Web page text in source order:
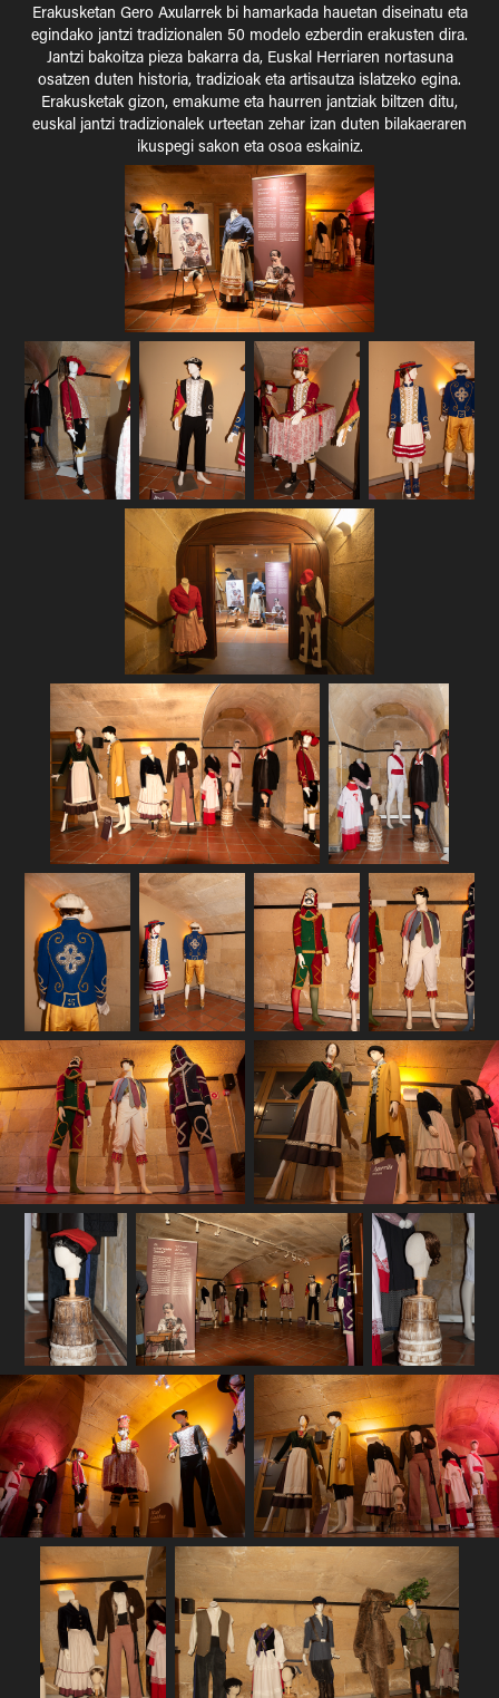
Erakusketan Gero Axularrek bi hamarkada hauetan diseinatu eta
egindako jantzi tradizionalen 50 modelo ezberdin erakusten dira.
Jantzi bakoitza pieza bakarra da, Euskal Herriaren nortasuna
osatzen duten historia, tradizioak eta artisautza islatzeko egina.
Erakusketak gizon, emakume eta haurren jantziak biltzen ditu,
euskal jantzi tradizionalek urteetan zehar izan duten bilakaeraren
ikuspegi sakon eta osoa eskainiz.